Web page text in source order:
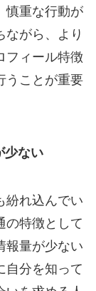
慎重な行動が
ながら、より
フィール特徴
うことが重要
少ない
紛れ込んでい
の特徴として
報量が少ない
自分を知って